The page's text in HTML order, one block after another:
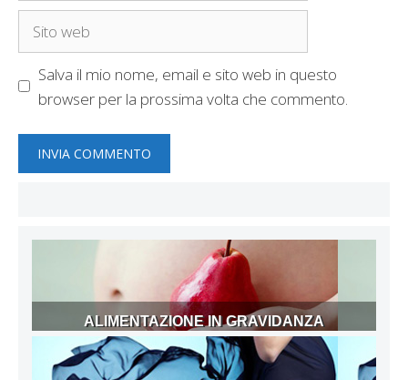
Salva il mio nome, email e sito web in questo
browser per la prossima volta che commento.
ALIMENTAZIONE IN GRAVIDANZA